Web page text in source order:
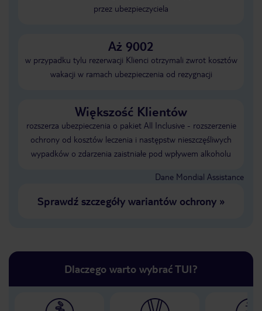
przez ubezpieczyciela
Aż 9002
w przypadku tylu rezerwacji Klienci otrzymali zwrot kosztów
wakacji w ramach ubezpieczenia od rezygnacji
Większość Klientów
rozszerza ubezpieczenia o pakiet All Inclusive - rozszerzenie
ochrony od kosztów leczenia i następstw nieszczęśliwych
wypadków o zdarzenia zaistniałe pod wpływem alkoholu
Dane Mondial Assistance
Sprawdź szczegóły wariantów ochrony»
Dlaczego warto wybrać TUI?